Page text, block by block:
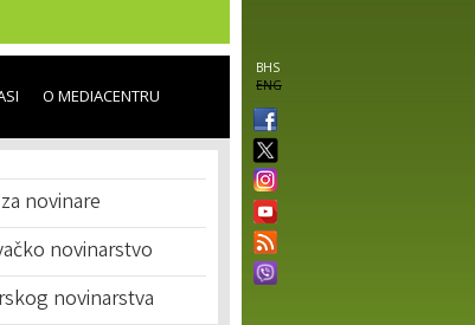
BHS
ENG
O MEDIACENTRU
novinare
novinarstvo
novinarstva